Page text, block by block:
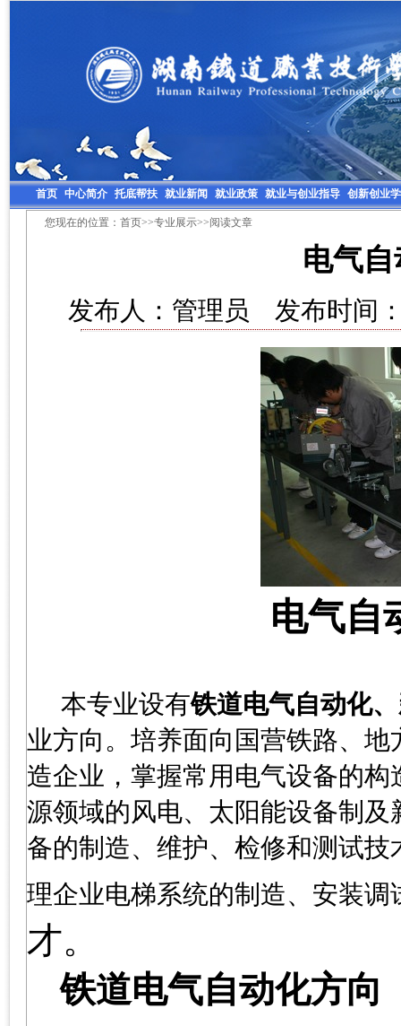
首页 中心简介 托底帮扶 就业新闻 就业政策 就业与创业指导 创新创业
您现在的位置：首页>>专业展示>>阅读文章
电气
发布人：管理员 发布时间
电气自
本专业设有铁道电气自动化
业方向。培养面向国营铁路、
造企业，掌握常用电气设备的
源领域的风电、太阳能设备制
备的制造、维护、检修和测试
理企业电梯系统的制造、安装调
才。
铁道电气自动化方向